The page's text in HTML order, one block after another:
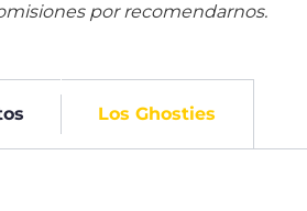
por recomendarnos.
Los Ghosties